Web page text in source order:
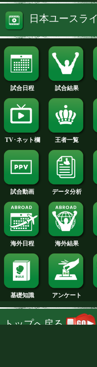
橋本 舞孔
西野入 稜
ライト級
日本ユー
試合日程 試合結果
TV･ネット欄 王者一覧